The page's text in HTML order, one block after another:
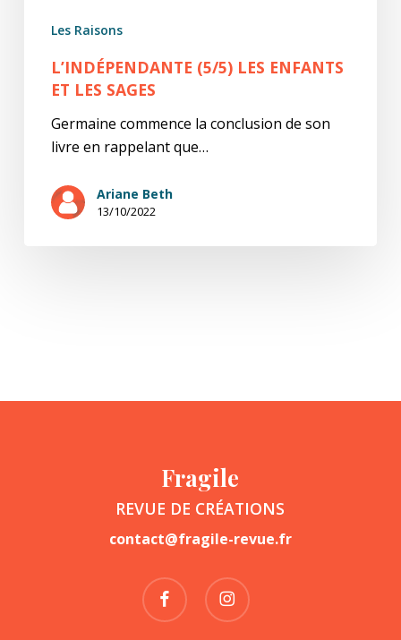
Les Raisons
L’INDÉPENDANTE (5/5) LES ENFANTS
ET LES SAGES
Germaine commence la conclusion de son
livre en rappelant que…
Ariane Beth
13/10/2022
Fragile
REVUE DE CRÉATIONS
contact@fragile-revue.fr
facebook instagram